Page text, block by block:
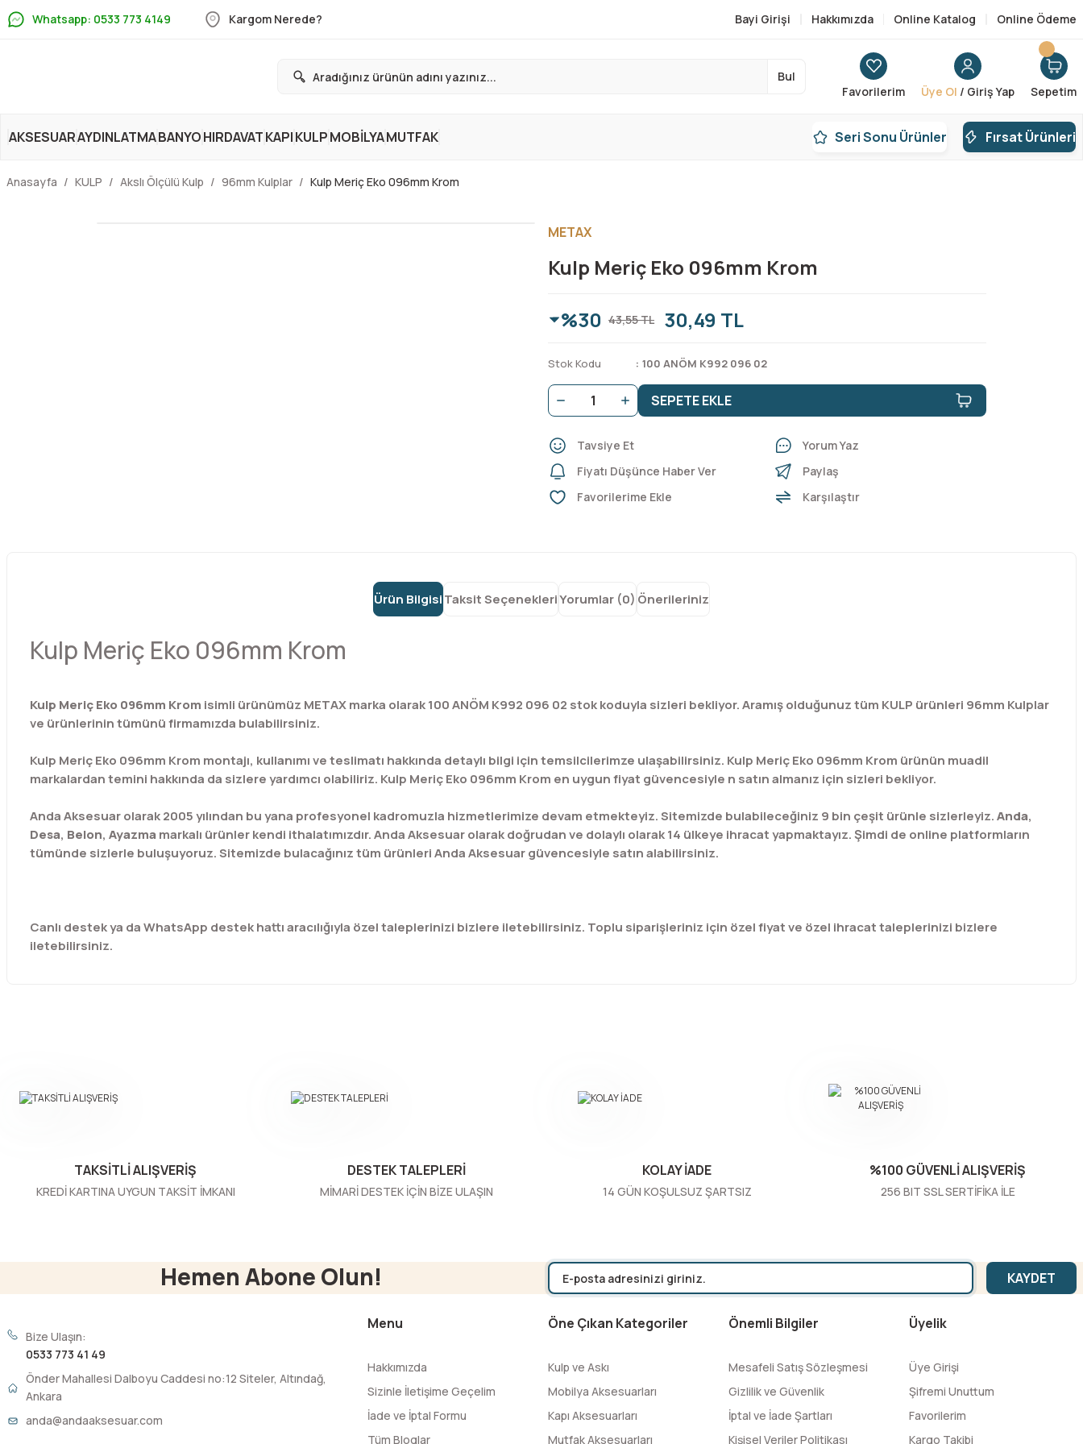
Whatsapp: 0533 773 4149 Kargom Nerede? Bayi Girişi Hakkımızda Online Katalog Online Ödeme
Bul
Favorilerim
Üye Ol / Giriş Yap Sepetim
AKSESUARAYDINLATMABANYOHIRDAVATKAPIKULPMOBİLYAMUTFAK Seri Sonu Ürünler Fırsat Ürünleri
Anasayfa KULP Akslı Ölçülü Kulp 96mm Kulplar Kulp Meriç Eko 096mm Krom
METAX
Kulp Meriç Eko 096mm Krom
%30 43,55 TL 30,49 TL
Stok Kodu 100 ANÖM K992 096 02
SEPETE EKLE
Tavsiye Et
Yorum Yaz
Fiyatı Düşünce Haber Ver
Paylaş
Karşılaştır
Ürün BilgisiTaksit SeçenekleriYorumlar (0) Önerileriniz
Kulp Meriç Eko 096mm Krom
Kulp Meriç Eko 096mm Krom isimli ürünümüz METAX marka olarak 100 ANÖM K992 096 02 stok koduyla sizleri bekliyor. Aramış olduğunuz tüm KULP ürünleri 96mm Kulplar
ve ürünlerinin tümünü firmamızda bulabilirsiniz.
Kulp Meriç Eko 096mm Krom montajı, kullanımı ve teslimatı hakkında detaylı bilgi için temsilcilerimze ulaşabilirsiniz. Kulp Meriç Eko 096mm Krom ürünün muadil
markalardan temini hakkında da sizlere yardımcı olabiliriz. Kulp Meriç Eko 096mm Krom en uygun fiyat güvencesiyle n satın almanız için sizleri bekliyor.
Anda Aksesuar olarak 2005 yılından bu yana profesyonel kadromuzla hizmetlerimize devam etmekteyiz. Sitemizde bulabileceğiniz 9 bin çeşit ürünle sizlerleyiz.Anda,
Desa, Belon, Ayazma markalı ürünler kendi ithalatımızdır. Anda Aksesuar olarak doğrudan ve dolaylı olarak 14 ülkeye ihracat yapmaktayız. Şimdi de online platformların
tümünde sizlerle buluşuyoruz. Sitemizde bulacağınız tüm ürünleri Anda Aksesuar güvencesiyle satın alabilirsiniz.
Canlı destek ya da WhatsApp destek hattı aracılığıyla özel taleplerinizi bizlere iletebilirsiniz. Toplu siparişleriniz için özel fiyat ve özel ihracat taleplerinizi bizlere
iletebilirsiniz.
Ürün bilgilerinde hatalar bulunuyor.
Gönder
TAKSİTLİ ALIŞVERİŞ
KREDİ KARTINA UYGUN TAKSİT İMKANI
DESTEK TALEPLERİ
MİMARİ DESTEK İÇİN BİZE ULAŞIN
KOLAY İADE
14 GÜN KOŞULSUZ ŞARTSIZ
%100 GÜVENLİ ALIŞVERİŞ
256 BIT SSL SERTİFİKA İLE
Hemen Abone Olun! KAYDET
Bize Ulaşın:
0533 773 41 49
Önder Mahallesi Dalboyu Caddesi no:12 Siteler, Altındağ,
Ankara
anda@andaaksesuar.com
Menu
Hakkımızda
Sizinle İletişime Geçelim
İade ve İptal Formu
Tüm Bloglar
Öne Çıkan Kategoriler
Kulp ve Askı
Mobilya Aksesuarları
Kapı Aksesuarları
Mutfak Aksesuarları
Önemli Bilgiler
Mesafeli Satış Sözleşmesi
Gizlilik ve Güvenlik
İptal ve İade Şartları
Kişisel Veriler Politikası
Üyelik
Üye Girişi
Şifremi Unuttum
Favorilerim
Kargo Takibi